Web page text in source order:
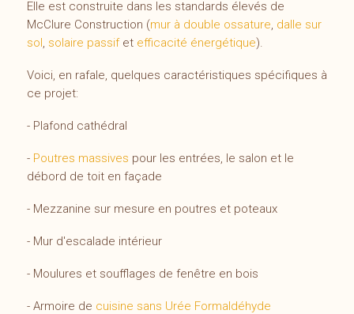
Elle est construite dans les standards élevés de
McClure Construction (mur à double ossature, dalle sur
sol, solaire passifet efficacité énergétique).
Voici, en rafale, quelques caractéristiques spécifiques à
ce projet:
- Plafond cathédral
- Poutres massives pour les entrées, le salon et le
débord de toit en façade
- Mezzanine sur mesure en poutres et poteaux
- Mur d'escalade intérieur
- Moulures et soufflages de fenêtre en bois
- Armoire de cuisine sans Urée Formaldéhyde